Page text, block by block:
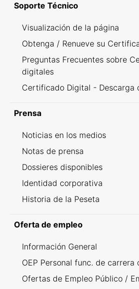
Soporte Técnico
Visualización de la página
Obtenga / Renueve su
Preguntas Frecuentes sobre
digitales
Certificado Digital - Descarga
Prensa
Noticias en los medios
Notas de prensa
Dossieres disponibles
Identidad corporativa
Historia de la Peseta
Oferta de empleo
Información General
OEP Personal func. de carrera
Ofertas de Empleo Público /